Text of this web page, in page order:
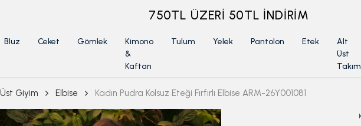
ÜYELİKSİZ SİPARİŞ İADE TALEBİ İÇİN TIKLA
Bluz Ceket Gömlek
Kimono
&
Kaftan
Tulum Yelek Pantolon Etek
Alt
Üst
Takım
Üst Giyim Elbise Kadın Pudra Kolsuz Eteği Fırfırlı Elbise ARM-26Y001081